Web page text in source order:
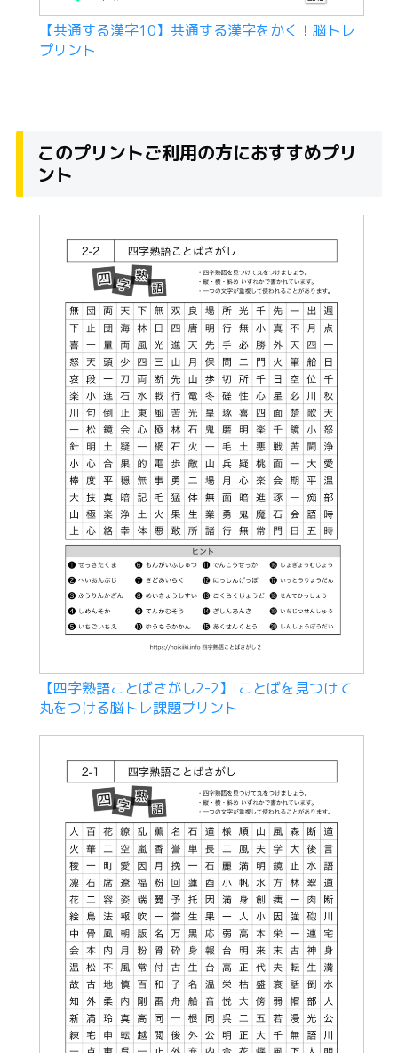
【共通する漢字10】共通する漢字をかく！脳トレ
プリント
このプリントご利用の方におすすめプリ
ント
【四字熟語ことばさがし2-2】 ことばを見つけて
丸をつける脳トレ課題プリント